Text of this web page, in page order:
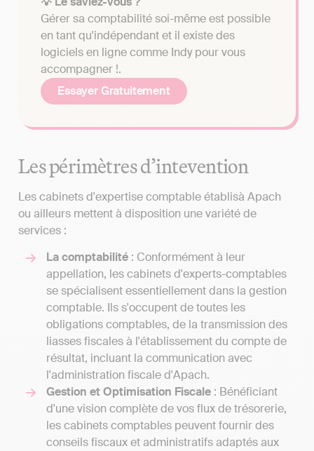
Gérer sa comptabilité soi-même est possible
en tant qu'indépendant et il existe des
logiciels en ligne comme Indy pour vous
accompagner !.
Essayer Gratuitement
Les périmètres d’intevention
Les cabinets d'expertise comptable établisà Apach
ou ailleurs mettent à disposition une variété de
services :
La comptabilité : Conformément à leur
appellation, les cabinets d'experts-comptables
se spécialisent essentiellement dans la gestion
comptable. Ils s'occupent de toutes les
obligations comptables, de la transmission des
liasses fiscales à l'établissement du compte de
résultat, incluant la communication avec
l'administration fiscale d'Apach.
Gestion et Optimisation Fiscale : Bénéficiant
d'une vision complète de vos flux de trésorerie,
les cabinets comptables peuvent fournir des
conseils fiscaux et administratifs adaptés aux